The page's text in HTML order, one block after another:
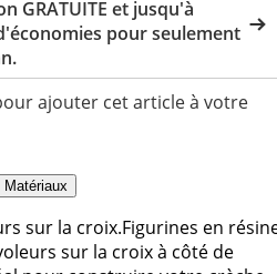
GRATUITE et jusqu'à
pour seulement
ajouter cet article à votre
Matériaux
sur la croix.Figurines en
sur la croix à côté de